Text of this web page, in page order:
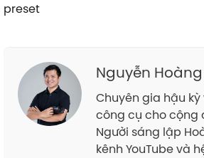
preset
Nguyễn
Chuyên gia hậu
công cụ cho cộng
Người sáng lập
kênh YouTube và